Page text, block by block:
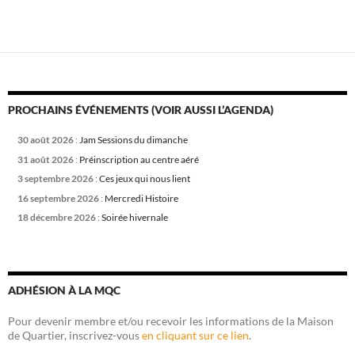
PROCHAINS ÉVÉNEMENTS (VOIR AUSSI L’AGENDA)
30 août 2026: Jam Sessions du dimanche
31 août 2026: Préinscription au centre aéré
3 septembre 2026: Ces jeux qui nous lient
16 septembre 2026: Mercredi Histoire
18 décembre 2026: Soirée hivernale
ADHÉSION À LA MQC
Pour devenir membre et/ou recevoir les informations de la Maison
de Quartier, inscrivez-vousen cliquant sur ce lien.